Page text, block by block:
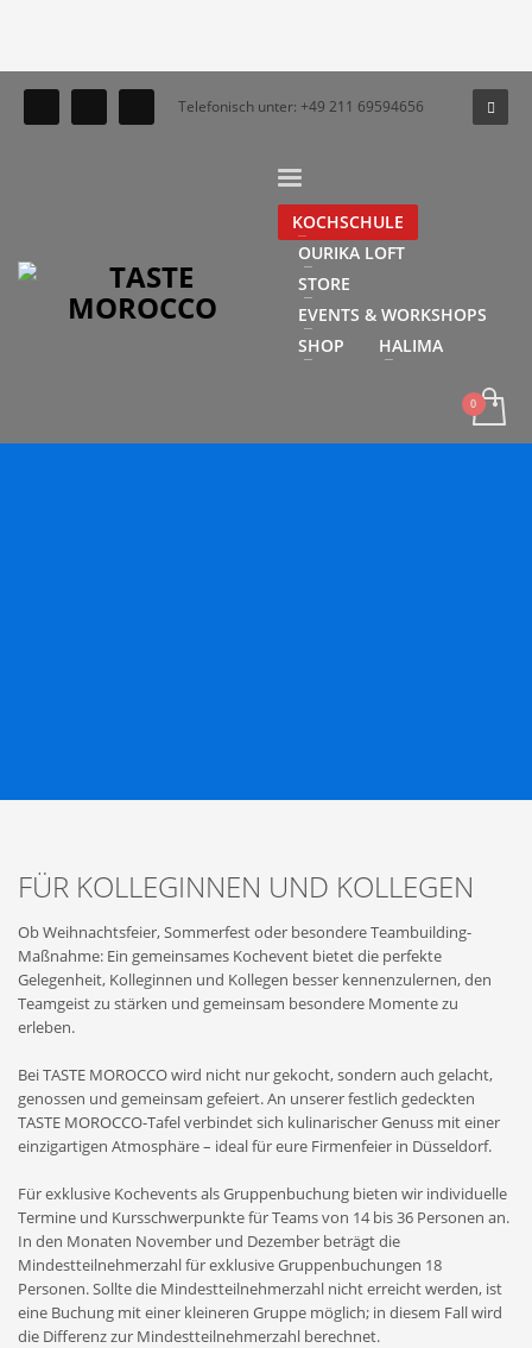
Telefonisch unter: +49 211 69594656
KOCHSCHULE
OURIKA LOFT
STORE
EVENTS & WORKSHOPS
SHOP
HALIMA
FÜR KOLLEGINNEN UND KOLLEGEN
Ob Weihnachtsfeier, Sommerfest oder besondere Teambuilding-
Maßnahme: Ein gemeinsames Kochevent bietet die perfekte
Gelegenheit, Kolleginnen und Kollegen besser kennenzulernen, den
Teamgeist zu stärken und gemeinsam besondere Momente zu
erleben.
Bei TASTE MOROCCO wird nicht nur gekocht, sondern auch gelacht,
genossen und gemeinsam gefeiert. An unserer festlich gedeckten
TASTE MOROCCO-Tafel verbindet sich kulinarischer Genuss mit einer
einzigartigen Atmosphäre – ideal für eure Firmenfeier in Düsseldorf.
Für exklusive Kochevents als Gruppenbuchung bieten wir individuelle
Termine und Kursschwerpunkte für Teams von 14 bis 36 Personen an.
In den Monaten November und Dezember beträgt die
Mindestteilnehmerzahl für exklusive Gruppenbuchungen 18
Personen. Sollte die Mindestteilnehmerzahl nicht erreicht werden, ist
eine Buchung mit einer kleineren Gruppe möglich; in diesem Fall wird
die Differenz zur Mindestteilnehmerzahl berechnet.